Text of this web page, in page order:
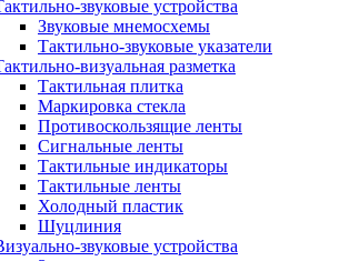
звуковые устройства
Звуковые мнемосхемы
Тактильно-звуковые указатели
визуальная разметка
Тактильная плитка
Маркировка стекла
Противоскользящие ленты
Сигнальные ленты
Тактильные индикаторы
Тактильные ленты
Холодный пластик
Шуцлиния
звуковые устройства